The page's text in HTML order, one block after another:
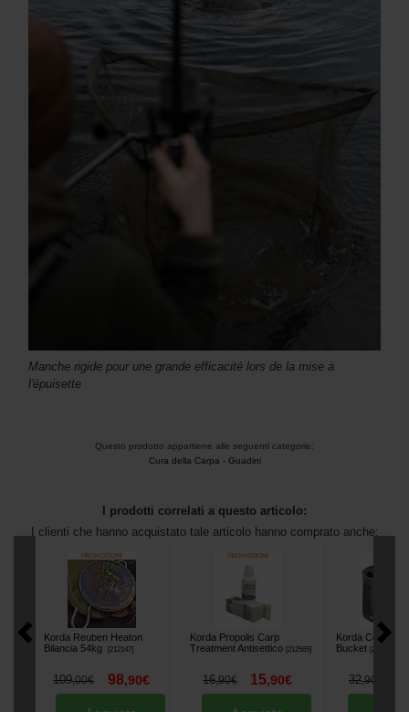
Manche rigide pour une grande efficacité lors de la mise à
l'épuisette
Questo prodotto appartiene alle seguenti categorie:
Cura della Carpa - Guadini
I prodotti correlati a questo articolo:
I clienti che hanno acquistato tale articolo hanno comprato anche:
Korda Reuben Heaton
Bilancia 54kg
[212147]
109,00€ 98,90€
Korda Propolis Carp
Treatment Antisettico [212565]
16,90€ 15,90€
Korda Compac
Bucket [226319
32,90